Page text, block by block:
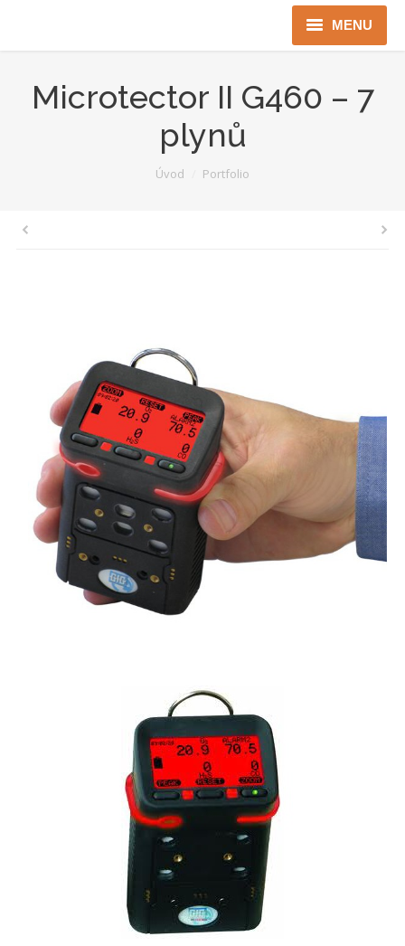
MENU
Security
Microtector II G460 – 7
plynů
Úvod Portfolio